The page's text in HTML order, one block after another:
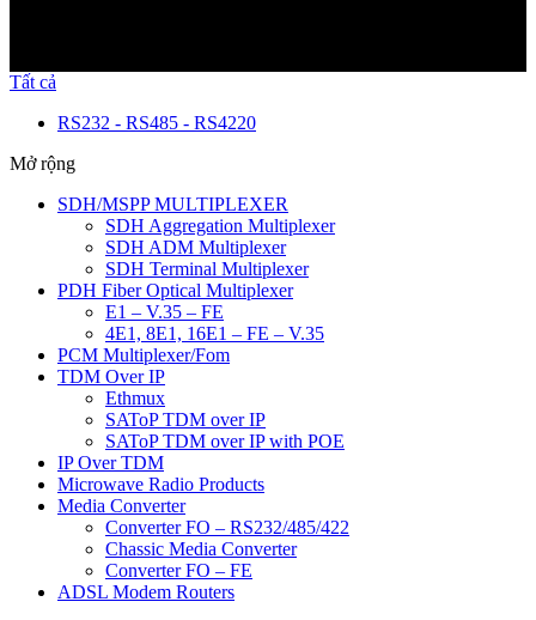
Tất cả
RS232 - RS485 - RS4220
Mở rộng
SDH/MSPP MULTIPLEXER
SDH Aggregation Multiplexer
SDH ADM Multiplexer
SDH Terminal Multiplexer
PDH Fiber Optical Multiplexer
E1 – V.35 – FE
4E1, 8E1, 16E1 – FE – V.35
PCM Multiplexer/Fom
TDM Over IP
Ethmux
SAToP TDM over IP
SAToP TDM over IP with POE
IP Over TDM
Microwave Radio Products
Media Converter
Converter FO – RS232/485/422
Chassic Media Converter
Converter FO – FE
ADSL Modem Routers